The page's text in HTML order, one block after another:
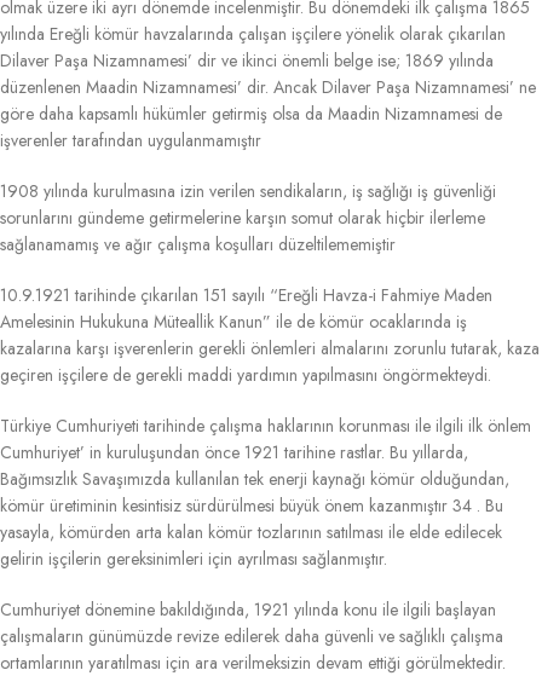
olmak üzere iki ayrı dönemde incelenmiştir. Bu dönemdeki ilk çalışma 1865
yılında Ereğli kömür havzalarında çalışan işçilere yönelik olarak çıkarılan
Dilaver Paşa Nizamnamesi’ dir ve ikinci önemli belge ise; 1869 yılında
düzenlenen Maadin Nizamnamesi’ dir. Ancak Dilaver Paşa Nizamnamesi’ ne
göre daha kapsamlı hükümler getirmiş olsa da Maadin Nizamnamesi de
işverenler tarafından uygulanmamıştır
1908 yılında kurulmasına izin verilen sendikaların, iş sağlığı iş güvenliği
sorunlarını gündeme getirmelerine karşın somut olarak hiçbir ilerleme
sağlanamamış ve ağır çalışma koşulları düzeltilememiştir
10.9.1921 tarihinde çıkarılan 151 sayılı “Ereğli Havza-i Fahmiye Maden
Amelesinin Hukukuna Müteallik Kanun” ile de kömür ocaklarında iş
kazalarına karşı işverenlerin gerekli önlemleri almalarını zorunlu tutarak, kaza
geçiren işçilere de gerekli maddi yardımın yapılmasını öngörmekteydi.
Türkiye Cumhuriyeti tarihinde çalışma haklarının korunması ile ilgili ilk önlem
Cumhuriyet’ in kuruluşundan önce 1921 tarihine rastlar. Bu yıllarda,
Bağımsızlık Savaşımızda kullanılan tek enerji kaynağı kömür olduğundan,
kömür üretiminin kesintisiz sürdürülmesi büyük önem kazanmıştır 34 . Bu
yasayla, kömürden arta kalan kömür tozlarının satılması ile elde edilecek
gelirin işçilerin gereksinimleri için ayrılması sağlanmıştır.
Cumhuriyet dönemine bakıldığında, 1921 yılında konu ile ilgili başlayan
çalışmaların günümüzde revize edilerek daha güvenli ve sağlıklı çalışma
ortamlarının yaratılması için ara verilmeksizin devam ettiği görülmektedir.